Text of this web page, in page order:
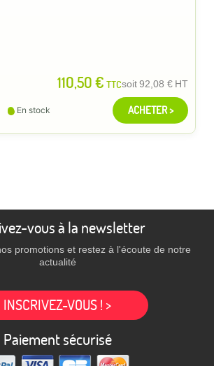
110,50 € TTCsoit92,08 € HT
En stock ACHETER >
vous à la newsletter
promotions et restez à l'écoute de notre
actualité
INSCRIVEZ-VOUS ! >
Paiement sécurisé